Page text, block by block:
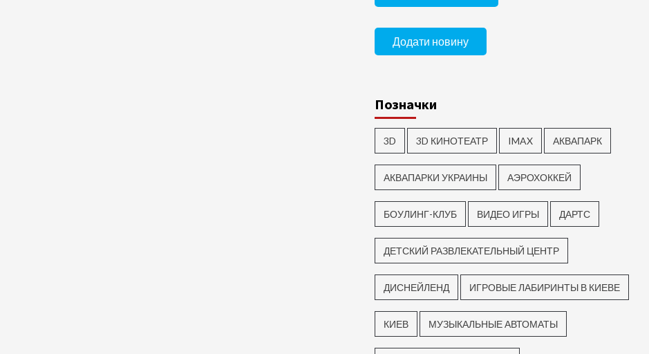
Додати новину
Позначки
3D 3D КИНОТЕАТР IMAX АКВАПАРК
АКВАПАРКИ УКРАИНЫ АЭРОХОККЕЙ
БОУЛИНГ-КЛУБ ВИДЕО ИГРЫ ДАРТС
ДЕТСКИЙ РАЗВЛЕКАТЕЛЬНЫЙ ЦЕНТР
ДИСНЕЙЛЕНД ИГРОВЫЕ ЛАБИРИНТЫ В КИЕВЕ
КИЕВ МУЗЫКАЛЬНЫЕ АВТОМАТЫ